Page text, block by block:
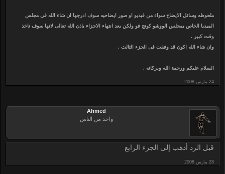
ملحوظه وسائل الايضاح سواء من فيديو او صور ايضاحيه سوف ادرجها ان شاء الله فى مجلس
الميديا الخاص بمجلس الووشو كونج فو ولكن بعد انتهاء الاجزاء باذن الله تعالى لانها سوف تاخذ
وقت كبير .
وان شاء الله اكون قد وفقت فى الجزء الثالث .
السلام عليكم ورحمة الله وبركاته .
Ahmed
واحد من الناس
قبل الرد أذهب إلى الجزء الرابع